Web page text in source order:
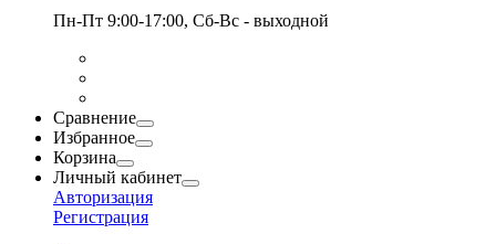
Пн-Пт 9:00-17:00, Сб-Вс - выходной
Сравнение
Избранное
Корзина
Личный кабинет
Авторизация
Регистрация